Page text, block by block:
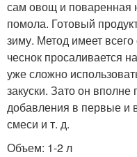
сам овощ и поваренная
помола. Готовый
зиму. Метод имеет
чеснок просаливается
уже сложно
закуски. Зато он
добавления в первые
смеси и т. д.
Объем: 1-2 л